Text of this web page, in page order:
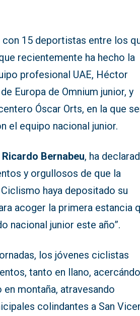
15 deportistas entre los
recientemente ha hecho la
profesional UAE, Héctor
Europa de Omnium junior, y
Óscar Orts, en la que
el equipo nacional junior.
Ricardo Bernabeu, ha
y orgullosos de que la
haya depositado su
acoger la primera estancia
nacional junior este año”.
los jóvenes ciclistas
tanto en llano,
montaña, atravesando
colindantes a San